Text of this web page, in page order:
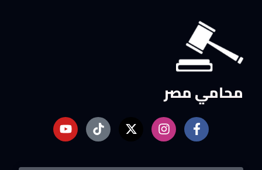
محامي مصر